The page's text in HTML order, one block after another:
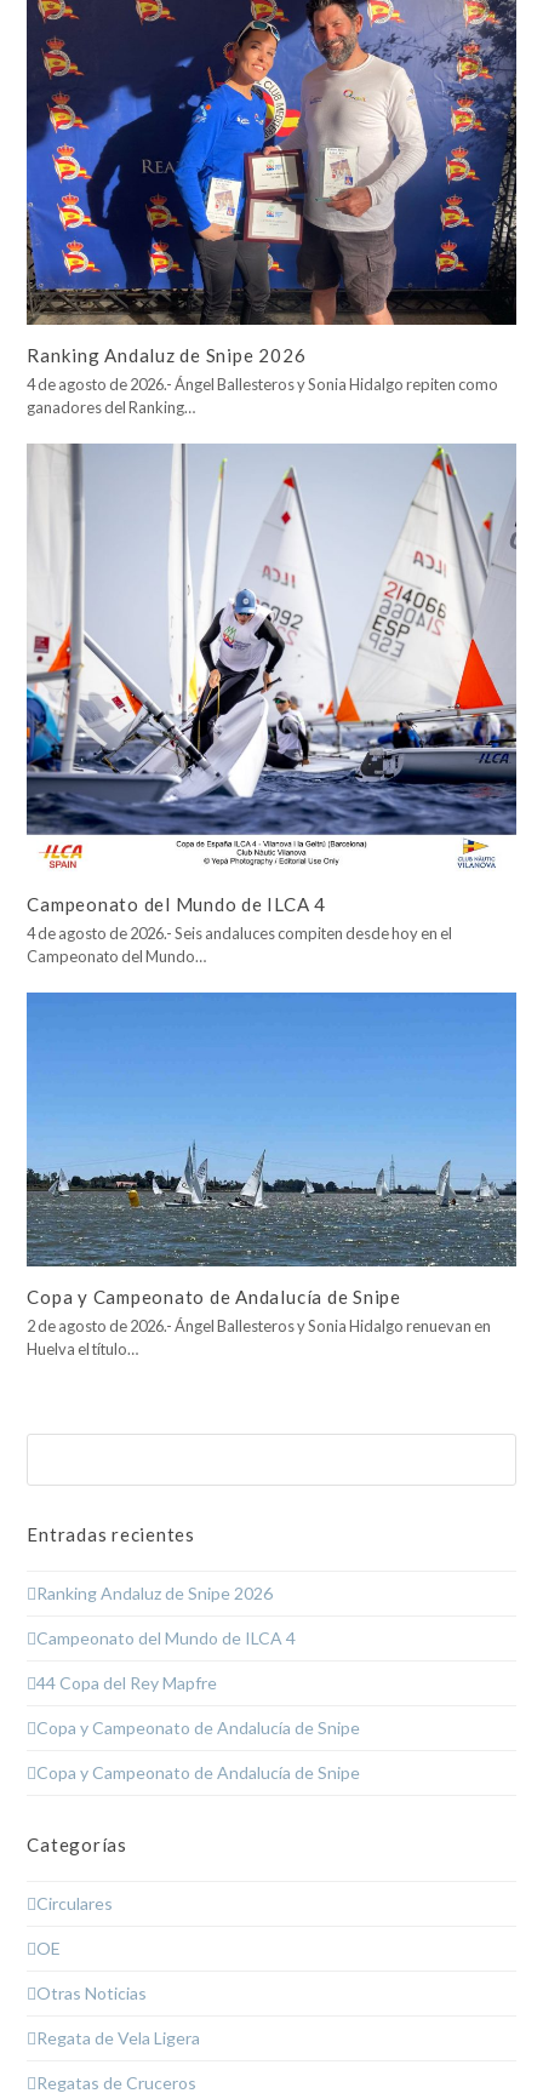
Ranking Andaluz de Snipe 2026
4 de agosto de 2026.- Ángel Ballesteros y Sonia Hidalgo repiten como
ganadores del Ranking…
Campeonato del Mundo de ILCA 4
4 de agosto de 2026.- Seis andaluces compiten desde hoy en el
Campeonato del Mundo…
Copa y Campeonato de Andalucía de Snipe
2 de agosto de 2026.- Ángel Ballesteros y Sonia Hidalgo renuevan en
Huelva el título…
Entradas recientes
Ranking Andaluz de Snipe 2026
Campeonato del Mundo de ILCA 4
44 Copa del Rey Mapfre
Copa y Campeonato de Andalucía de Snipe
Copa y Campeonato de Andalucía de Snipe
Categorías
Circulares
OE
Otras Noticias
Regata de Vela Ligera
Regatas de Cruceros